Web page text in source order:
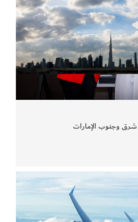
وجنوب الإمارات